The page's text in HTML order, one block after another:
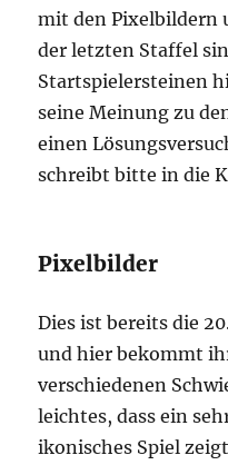
mit den Pixelbildern
der letzten Staffel
Startspielersteinen
seine Meinung zu
einen
schreibt bitte in die
Pixelbilder
Dies ist bereits die
und hier bekommt
verschiedenen
leichtes, dass ein
ikonisches Spiel